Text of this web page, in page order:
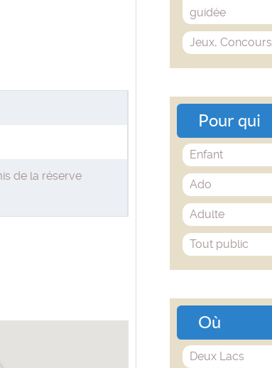
de la réserve
guidée
Jeux, Concours
Pour qui
Enfant
Ado
Adulte
Tout public
Où
Deux Lacs